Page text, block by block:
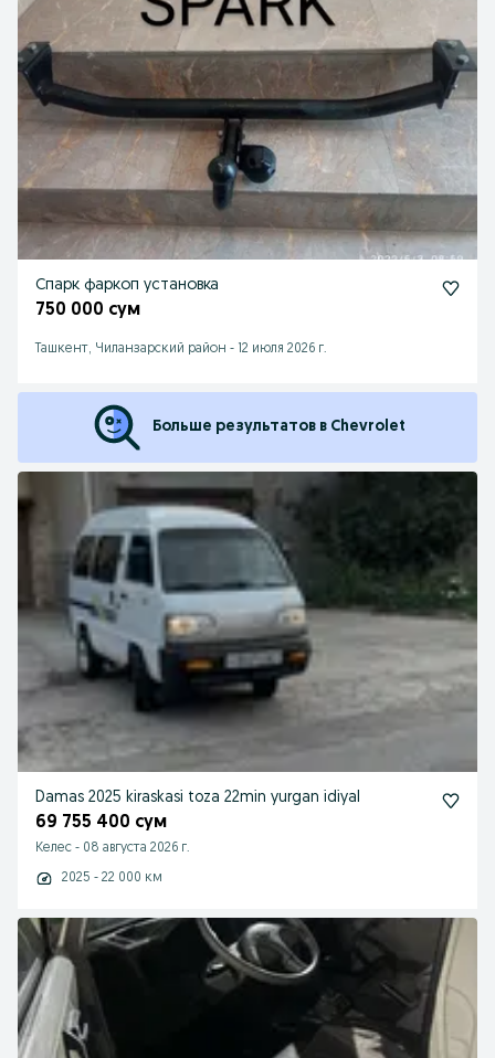
Спарк фаркоп установка
750 000 сум
Ташкент, Чиланзарский район - 12 июля 2026 г.
Больше результатов в Chevrolet
Damas 2025 kiraskasi toza 22min yurgan idiyal
69 755 400 сум
Келес - 08 августа 2026 г.
2025 - 22 000 км